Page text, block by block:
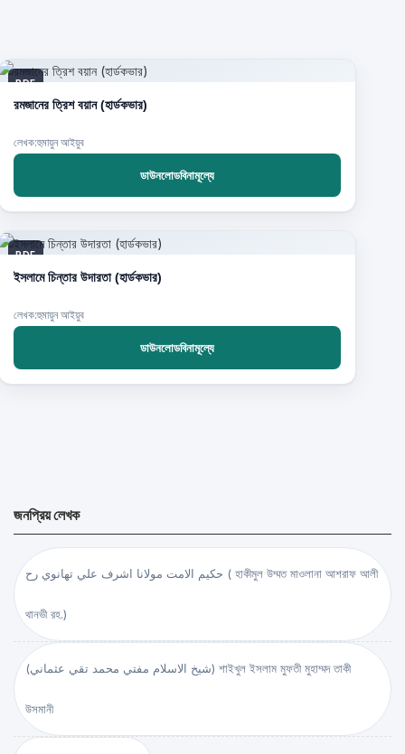
PDF
রমজানের ত্রিশ বয়ান (হার্ডকভার)
লেখক:হুমায়ুন আইয়ুব
ডাউনলোডবিনামূল্যে
PDF
ইসলামে চিন্তার উদারতা (হার্ডকভার)
লেখক:হুমায়ুন আইয়ুব
ডাউনলোডবিনামূল্যে
জনপ্রিয় লেখক
حكيم الامت مولانا اشرف علي تهانوي رح ( হাকীমুল উম্মত মাওলানা আশরাফ আলী
থানভী রহ.)
(شيخ الاسلام مفتي محمد تقي عثماني) শাইখুল ইসলাম মুফতী মুহাম্মদ তাকী
উসমানী